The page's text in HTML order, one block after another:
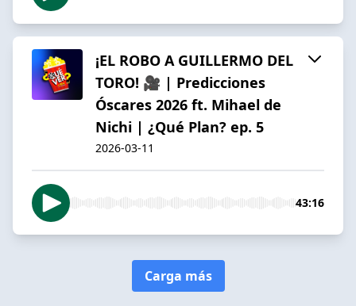
¡EL ROBO A GUILLERMO DEL
TORO! 🎥 | Predicciones
Óscares 2026 ft. Mihael de
Nichi | ¿Qué Plan? ep. 5
2026-03-11
43:16
Carga más